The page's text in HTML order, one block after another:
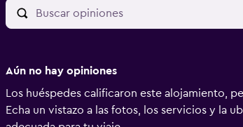
Aún no hay opiniones
Los huéspedes calificaron este alojamiento,
Echa un vistazo a las fotos, los servicios y la